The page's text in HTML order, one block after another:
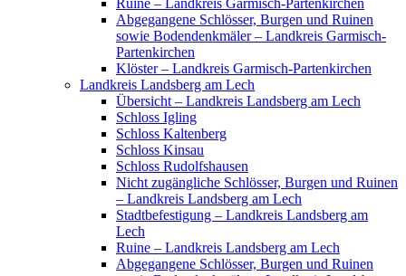
Ruine – Landkreis Garmisch-Partenkirchen
Abgegangene Schlösser, Burgen und Ruinen
sowie Bodendenkmäler – Landkreis Garmisch-
Partenkirchen
Klöster – Landkreis Garmisch-Partenkirchen
Landkreis Landsberg am Lech
Übersicht – Landkreis Landsberg am Lech
Schloss Igling
Schloss Kaltenberg
Schloss Kinsau
Schloss Rudolfshausen
Nicht zugängliche Schlösser, Burgen und Ruinen
– Landkreis Landsberg am Lech
Stadtbefestigung – Landkreis Landsberg am
Lech
Ruine – Landkreis Landsberg am Lech
Abgegangene Schlösser, Burgen und Ruinen